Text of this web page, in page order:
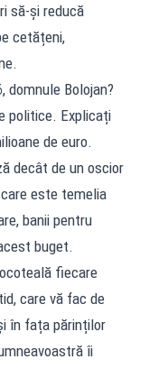
să-și reducă
cetățeni,
domnule Bolojan?
politice. Explicați
de euro.
decât de un oscior
este temelia
banii pentru
buget.
fiecare
care vă fac de
în fața părinților
îi